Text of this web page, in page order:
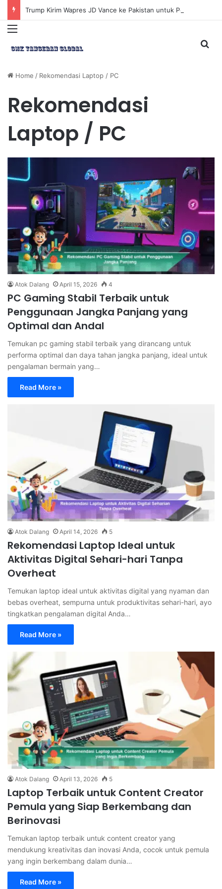
Menu
Home / Rekomendasi Laptop / PC
Rekomendasi
Laptop / PC
Atok Dalang April 15, 2026 4
PC Gaming Stabil Terbaik untuk
Penggunaan Jangka Panjang yang
Optimal dan Andal
Temukan pc gaming stabil terbaik yang dirancang untuk
performa optimal dan daya tahan jangka panjang, ideal untuk
pengalaman bermain yang…
Read More »
Atok Dalang April 14, 2026 5
Rekomendasi Laptop Ideal untuk
Aktivitas Digital Sehari-hari Tanpa
Overheat
Temukan laptop ideal untuk aktivitas digital yang nyaman dan
bebas overheat, sempurna untuk produktivitas sehari-hari, ayo
tingkatkan pengalaman digital Anda…
Read More »
Atok Dalang April 13, 2026 5
Laptop Terbaik untuk Content Creator
Pemula yang Siap Berkembang dan
Berinovasi
Temukan laptop terbaik untuk content creator yang
mendukung kreativitas dan inovasi Anda, cocok untuk pemula
yang ingin berkembang dalam dunia…
Read More »